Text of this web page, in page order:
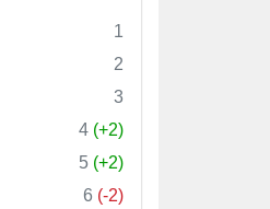
1
2
3
4 (+2)
5 (+2)
6 (-2)